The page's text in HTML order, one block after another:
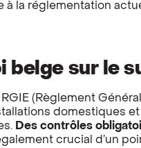
à la réglementation
belge sur le
RGIE (Règlement
domestiques
Des contrôles
également crucial d’un